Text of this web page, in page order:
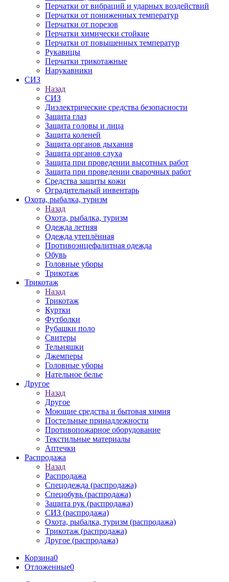
Перчатки от вибраций и ударных воздействий
Перчатки от пониженных температур
Перчатки от порезов
Перчатки химически стойкие
Перчатки от повышенных температур
Рукавицы
Перчатки трикотажные
Нарукавники
СИЗ
Назад
СИЗ
Диэлектрические средства безопасности
Защита глаз
Защита головы и лица
Защита коленей
Защита органов дыхания
Защита органов слуха
Защита при проведении высотных работ
Защита при проведении сварочных работ
Средства защиты кожи
Оградительный инвентарь
Охота, рыбалка, туризм
Назад
Охота, рыбалка, туризм
Одежда летняя
Одежда утеплённая
Противоэнцефалитная одежда
Обувь
Головные уборы
Трикотаж
Трикотаж
Назад
Трикотаж
Куртки
Футболки
Рубашки поло
Свитеры
Тельняшки
Джемперы
Головные уборы
Нательное белье
Другое
Назад
Другое
Моющие средства и бытовая химия
Постельные принадлежности
Противопожарное оборудование
Текстильные материалы
Аптечки
Распродажа
Назад
Распродажа
Спецодежда (распродажа)
Спецобувь (распродажа)
Защита рук (распродажа)
СИЗ (распродажа)
Охота, рыбалка, туризм (распродажа)
Трикотаж (распродажа)
Другое (распродажа)
Корзина0
Отложенные0